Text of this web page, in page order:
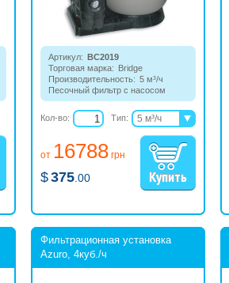
Артикул: BC2019
Торговая марка: Bridge
Производительность: 5 м³/ч
Песочный фильтр с насосом
и четырех-позиционным
клапаном для стационарных,
каркасных и надувных бассейнов
от 16788 грн
$375 .00
Кол-во: Тип:
5 м³/ч
6 м³/ч
Фильтрационная установка
Azuro, 4куб./ч